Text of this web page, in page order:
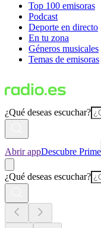
Top 100 emisoras
Podcast
Deporte en directo
En tu zona
Géneros musicales
Temas de emisoras
¿Qué deseas escuchar?
Abrir appDescubre Prime
¿Qué deseas escuchar?